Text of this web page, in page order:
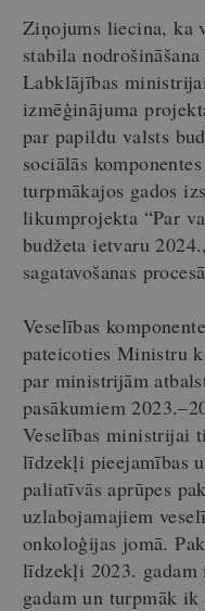
Ziņojums liecina, ka
stabila
Labklājības
izmēģinājuma
par papildu valsts
sociālās
turpmākajos gados
likumprojekta “Par
budžeta ietvaru
sagatavošanas
Veselības
pateicoties Ministru
par ministrijām
pasākumiem
Veselības ministrijai
līdzekļi pieejamības
paliatīvās aprūpes
uzlabojamajiem
onkoloģijas jomā.
līdzekļi 2023. gadam
gadam un turpmāk